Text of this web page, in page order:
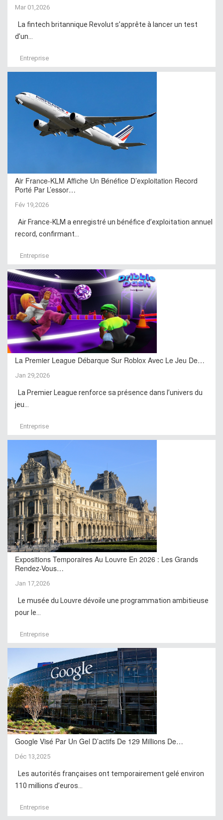
Mar 01,2026
La fintech britannique Revolut s’apprête à lancer un test
d’un...
Entreprise
Air France-KLM Affiche Un Bénéfice D’exploitation Record
Porté Par L’essor…
Fév 19,2026
Air France-KLM a enregistré un bénéfice d’exploitation annuel
record, confirmant...
Entreprise
La Premier League Débarque Sur Roblox Avec Le Jeu De…
Jan 29,2026
La Premier League renforce sa présence dans l’univers du
jeu...
Entreprise
Expositions Temporaires Au Louvre En 2026 : Les Grands
Rendez-Vous…
Jan 17,2026
Le musée du Louvre dévoile une programmation ambitieuse
pour le...
Entreprise
Google Visé Par Un Gel D’actifs De 129 Millions De…
Déc 13,2025
Les autorités françaises ont temporairement gelé environ
110 millions d’euros...
Entreprise